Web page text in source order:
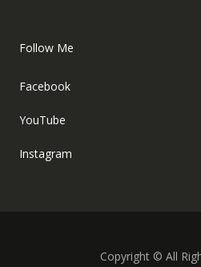
Follow Me
Facebook
YouTube
Instagram
Copyright © All